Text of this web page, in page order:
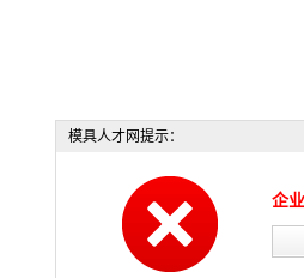
模具人才网提示：
企